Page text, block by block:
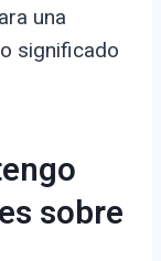
una
significado
sobre